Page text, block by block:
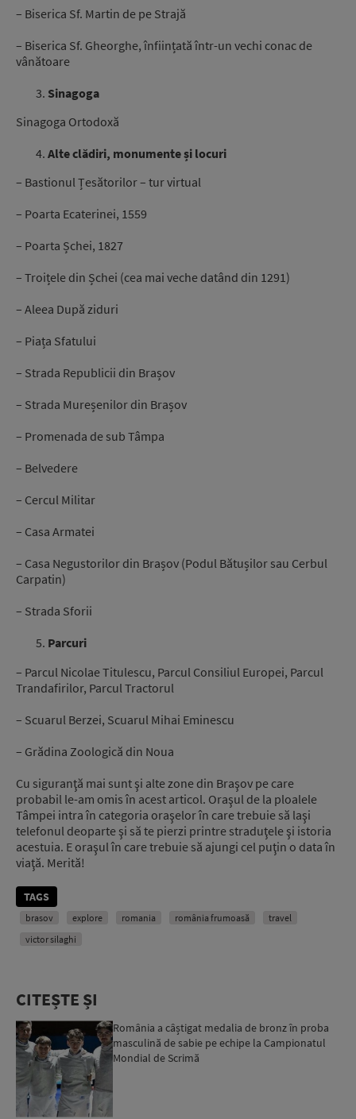
– Biserica Sf. Martin de pe Strajă
– Biserica Sf. Gheorghe, înființată într-un vechi conac de
vânătoare
Sinagoga
Sinagoga Ortodoxă
Alte clădiri, monumente și locuri
– Bastionul Țesătorilor – tur virtual
– Poarta Ecaterinei, 1559
– Poarta Șchei, 1827
– Troițele din Șchei (cea mai veche datând din 1291)
– Aleea După ziduri
– Piața Sfatului
– Strada Republicii din Brașov
– Strada Mureșenilor din Brașov
– Promenada de sub Tâmpa
– Belvedere
– Cercul Militar
– Casa Armatei
– Casa Negustorilor din Brașov (Podul Bătușilor sau Cerbul
Carpatin)
– Strada Sforii
Parcuri
– Parcul Nicolae Titulescu, Parcul Consiliul Europei, Parcul
Trandafirilor, Parcul Tractorul
– Scuarul Berzei, Scuarul Mihai Eminescu
– Grădina Zoologică din Noua
Cu siguranţă mai sunt şi alte zone din Braşov pe care
probabil le-am omis în acest articol. Oraşul de la ploalele
Tâmpei intra în categoria oraşelor în care trebuie să laşi
telefonul deoparte şi să te pierzi printre straduţele şi istoria
acestuia. E oraşul în care trebuie să ajungi cel puţin o data în
viaţă. Merită!
TAGS
brasov explore romania românia frumoasă
travel
victor silaghi
CITEȘTE ȘI
România a câștigat medalia de bronz în proba
masculină de sabie pe echipe la Campionatul
Mondial de Scrimă